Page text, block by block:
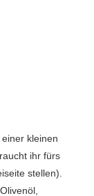
ihr fürs
stellen).